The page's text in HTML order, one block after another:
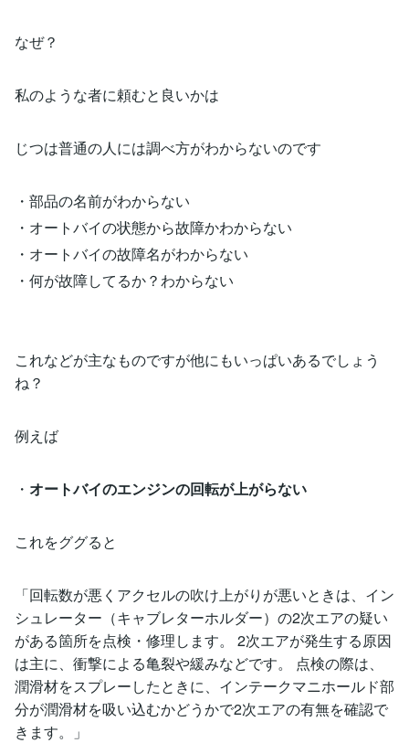
なぜ？
私のような者に頼むと良いかは
じつは普通の人には調べ方がわからないのです
・部品の名前がわからない
・オートバイの状態から故障かわからない
・オートバイの故障名がわからない
・何が故障してるか？わからない
これなどが主なものですが他にもいっぱいあるでしょう
ね？
例えば
・ オートバイのエンジンの回転が上がらない
これをググると
「回転数が悪くアクセルの吹け上がりが悪いときは、イン
シュレーター（キャブレターホルダー）の2次エアの疑い
がある箇所を点検・修理します。 2次エアが発生する原因
は主に、衝撃による亀裂や緩みなどです。 点検の際は、
潤滑材をスプレーしたときに、インテークマニホールド部
分が潤滑材を吸い込むかどうかで2次エアの有無を確認で
きます。」